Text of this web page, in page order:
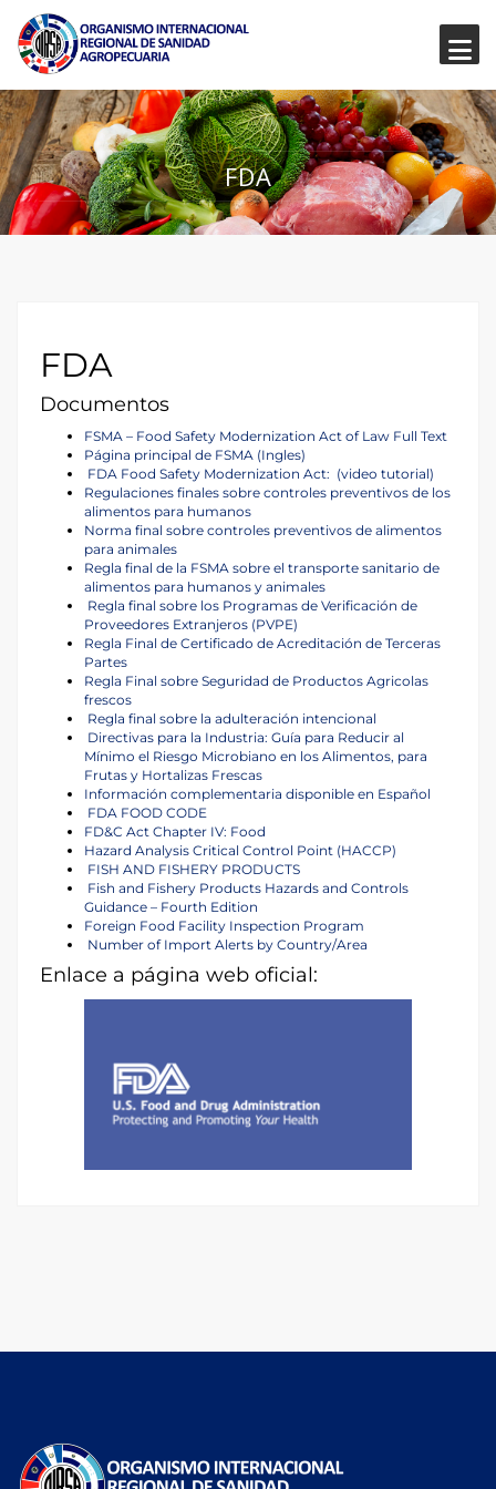
FDA
FDA
Documentos
FSMA – Food Safety Modernization Act of Law Full Text
Página principal de FSMA (Ingles)
FDA Food Safety Modernization Act: (video tutorial)
Regulaciones finales sobre controles preventivos de los
alimentos para humanos
Norma final sobre controles preventivos de alimentos
para animales
Regla final de la FSMA sobre el transporte sanitario de
alimentos para humanos y animales
Regla final sobre los Programas de Verificación de
Proveedores Extranjeros (PVPE)
Regla Final de Certificado de Acreditación de Terceras
Partes
Regla Final sobre Seguridad de Productos Agricolas
frescos
Regla final sobre la adulteración intencional
Directivas para la Industria: Guía para Reducir al
Mínimo el Riesgo Microbiano en los Alimentos, para
Frutas y Hortalizas Frescas
Información complementaria disponible en Español
FDA FOOD CODE
FD&C Act Chapter IV: Food
Hazard Analysis Critical Control Point (HACCP)
FISH AND FISHERY PRODUCTS
Fish and Fishery Products Hazards and Controls
Guidance – Fourth Edition
Foreign Food Facility Inspection Program
Number of Import Alerts by Country/Area
Enlace a página web oficial: